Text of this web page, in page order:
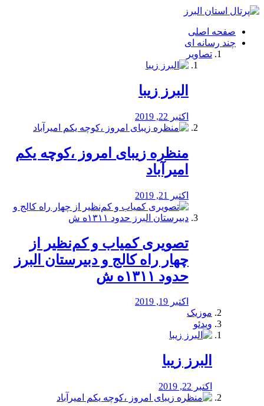
فصد
شرق
تهران
خشکشویی
صفحه اصلی
چند رسانه ای
تصاویر
البرز زیبا
اکتبر 22, 2019
منظره‌‌ زیبای امروز ،کوچه یکم
امیرآباد
اکتبر 21, 2019
️تصویری کمیاب و کم‌نظیر از
چهار راه كالج و دبيرستان البرز
حدود ۱۳۱۱ه ش
اکتبر 19, 2019
موزیک
ویدئو
البرز زیبا
اکتبر 22, 2019